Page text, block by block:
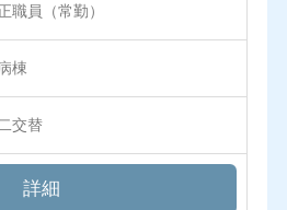
職員（常勤）
棟
交替
詳細